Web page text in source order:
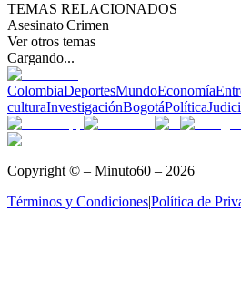
TEMAS RELACIONADOS
Asesinato|Crimen
Ver otros temas
Cargando...
ColombiaDeportesMundoEconomía
culturaInvestigaciónBogotáPolítica
Copyright © – Minuto60 – 2026
Términos y Condiciones|Política de